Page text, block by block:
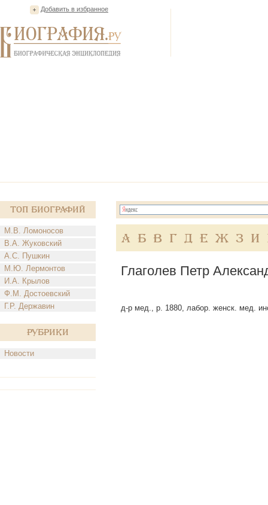
Добавить в избранное
Топ Биографий
М.В. Ломоносов
В.А. Жуковский
А.С. Пушкин
М.Ю. Лермонтов
И.А. Крылов
Ф.М. Достоевский
Г.Р. Державин
Рубрики
Новости
А Б В Г Д Е Ж З И
Глаголев Петр
д-р мед., р. 1880, лабор. женск. мед.